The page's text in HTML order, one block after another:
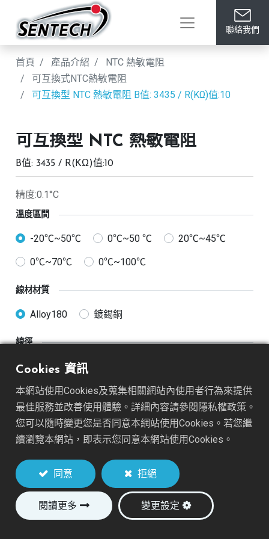
聯絡我們
首頁 產品介紹
NTC 熱敏電阻
可互換式NTC熱敏電阻
可互換型 NTC 熱敏電阻 B值: 3435 / R(KΩ)值:10
可互換型 NTC 熱敏電阻
B值: 3435 / R(KΩ)值:10
精度:0.1°C
溫度區間
-20℃~50℃ 0℃~50 ℃ 20℃~45℃
0℃~70℃ 0℃~100℃
線材材質
Alloy180 鍍錫銅
線徑
26AWG
線材長度
50mm(2") 76mm(3")
Cookies 資訊
本網站使用Cookies及蒐集相關網站內使用者行為來提供
最佳服務並改善使用體驗。詳細內容請參閱隱私權政策。
您可以隨時變更您是否同意本網站使用Cookies。若您繼
續瀏覽本網站，即表示您同意本網站使用Cookies。
同意 拒絕
閱讀更多 變更設定